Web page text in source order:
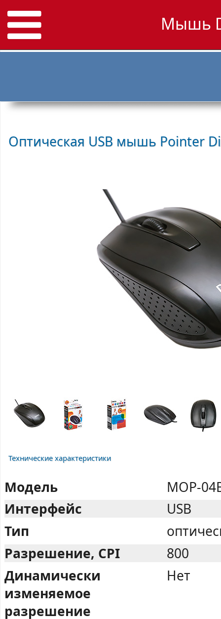
Мышь
Оптическая USB мышь Pointer
Технические характеристики
Модель
MOP-
Интерфейс
USB
Тип
Разрешение, CPI
800
Динамически
изменяемое
разрешение
Нет